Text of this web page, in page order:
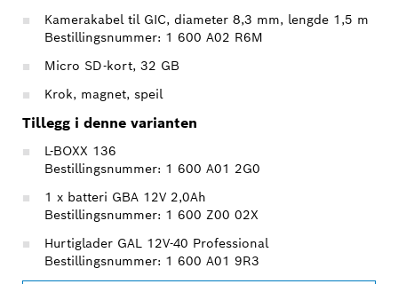
Kamerakabel til GIC, diameter 8,3 mm, lengde 1,5 m
Bestillingsnummer: 1 600 A02 R6M
Micro SD-kort, 32 GB
Krok, magnet, speil
Tillegg i denne varianten
L-BOXX 136
Bestillingsnummer: 1 600 A01 2G0
1 x batteri GBA 12V 2,0Ah
Bestillingsnummer: 1 600 Z00 02X
Hurtiglader GAL 12V-40 Professional
Bestillingsnummer: 1 600 A01 9R3